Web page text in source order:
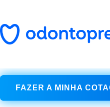
conteúdo
FAZER A MINHA